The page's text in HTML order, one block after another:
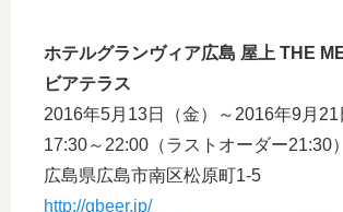
ホテルグランヴィア広島 屋上 THE
ビアテラス
2016年5月13日（金）～2016年9月21
17:30～22:00（ラストオーダー21:30）
広島県広島市南区松原町1-5
http://gbeer.jp/